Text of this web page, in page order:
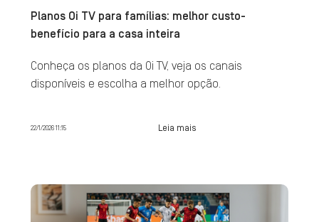
Planos Oi TV para famílias: melhor custo-
benefício para a casa inteira
Conheça os planos da Oi TV, veja os canais
disponíveis e escolha a melhor opção.
22/1/2026 11:15 Leia mais